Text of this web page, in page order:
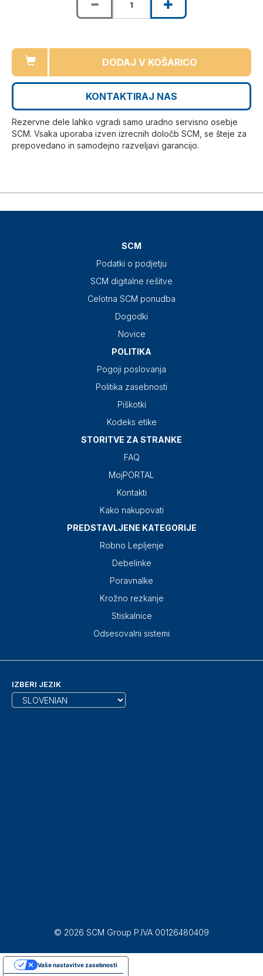
DODAJ V KOŠARICO
KONTAKTIRAJ NAS
Rezervne dele lahko vgradi samo uradno servisno osebje
SCM. Vsaka uporaba izven izrecnih določb SCM, se šteje za
prepovedano in samodejno razveljavi garancijo.
SCM
Podatki o podjetju
SCM digitalne rešitve
Celotna SCM ponudba
Dogodki
Novice
POLITIKA
Pogoji poslovanja
Politika zasebnosti
Piškotki
Kodeks etike
STORITVE ZA STRANKE
FAQ
MojPORTAL
Kontakti
Kako nakupovati
PREDSTAVLJENE KATEGORIJE
Robno Lepljenje
Debelinke
Poravnalke
Krožno rezkanje
Stiskalnice
Odsesovalni sistemi
IZBERI JEZIK
© 2026 SCM Group P.IVA 00126480409
Vaše nastavitve zasebnosti